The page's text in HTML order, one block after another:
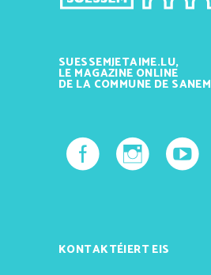
SUESSEMJETAIME.LU,
LE MAGAZINE ONLINE
DE LA COMMUNE DE SANEM
KONTAKTÉIERT EIS